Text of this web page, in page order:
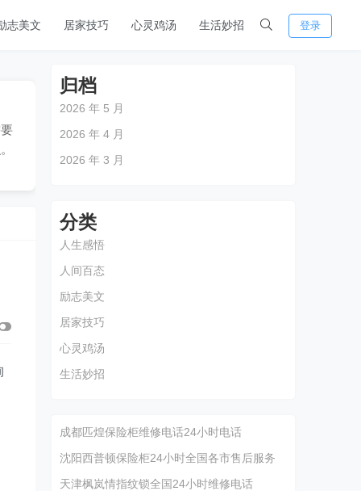
志美文 居家技巧 心灵鸡汤 生活妙招 登录
归档
2026 年 5 月
2026 年 4 月
2026 年 3 月
分类
人生感悟
人间百态
励志美文
居家技巧
心灵鸡汤
生活妙招
成都匹煌保险柜维修电话24小时电话
沈阳西普顿保险柜24小时全国各市售后服务
天津枫岚情指纹锁全国24小时维修电话